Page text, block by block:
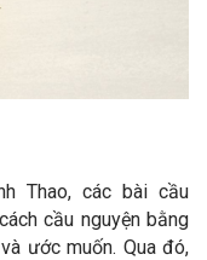
Thao, các bài cầu
cầu nguyện bằng
ước muốn. Qua đó,